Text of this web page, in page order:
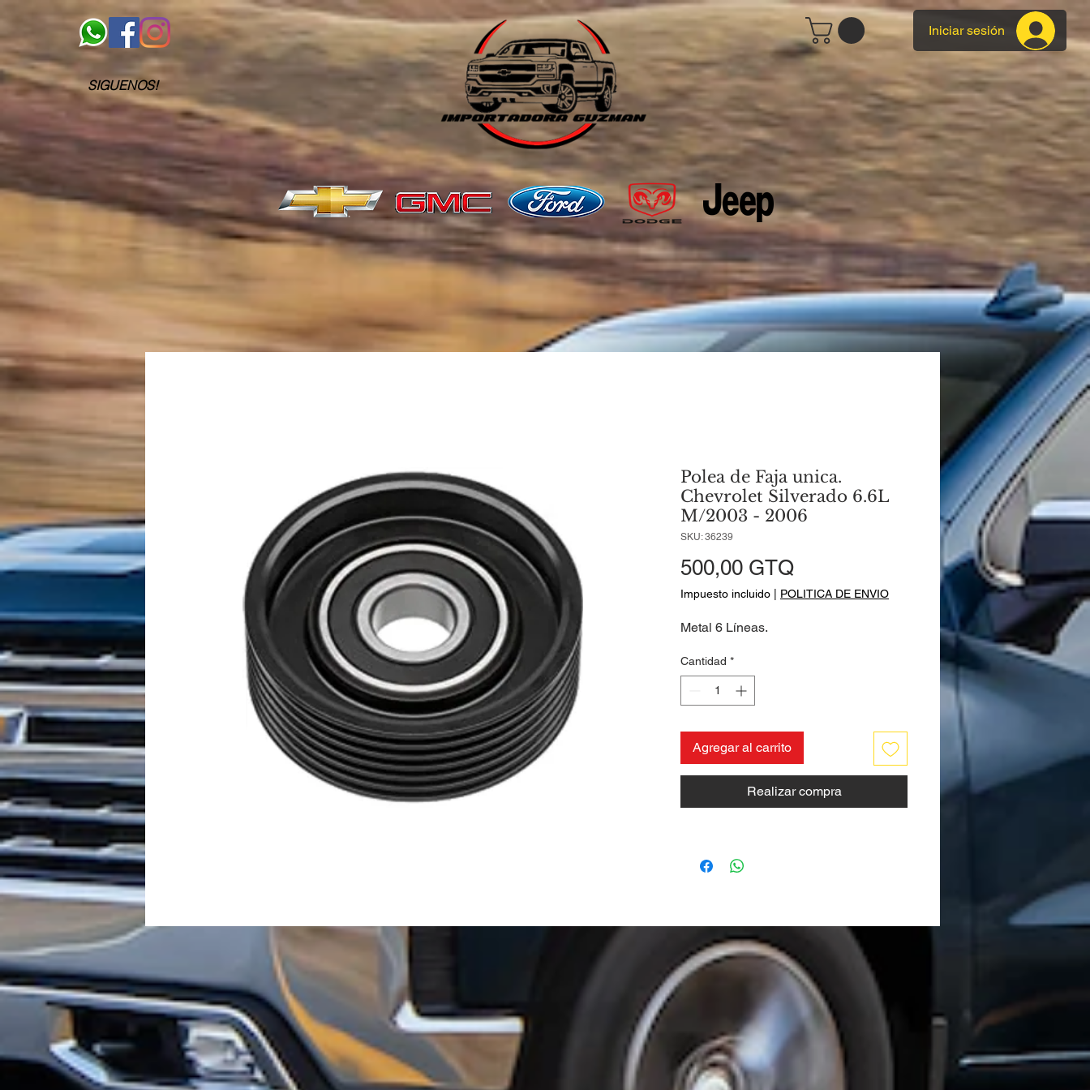
SIGUENOS!
Iniciar sesión
Polea de Faja unica.
Chevrolet Silverado 6.6L
M/2003 - 2006
SKU: 36239
500,00 GTQPrecio
Impuesto incluido POLITICA DE ENVIO
Metal 6 Líneas.
Cantidad *
Agregar al carrito
Realizar compra